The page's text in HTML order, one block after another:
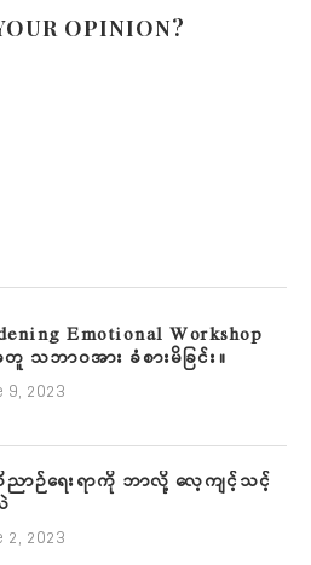
OPINION?
Emotional Workshop
သဘာဝအား ခံစားမိခြင်း။
9, 2023
ာဉ်ရေးရာကို ဘာလို့ လေ့ကျင့်သင့်
2, 2023